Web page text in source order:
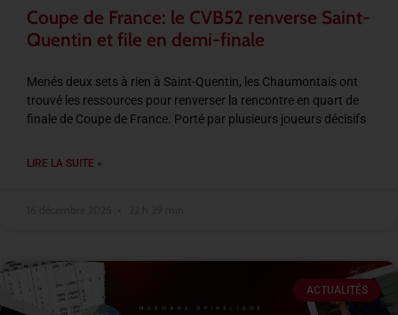
Coupe de France: le CVB52 renverse Saint-
Quentin et file en demi-finale
Menés deux sets à rien à Saint-Quentin, les Chaumontais ont
trouvé les ressources pour renverser la rencontre en quart de
finale de Coupe de France. Porté par plusieurs joueurs décisifs
LIRE LA SUITE »
ACTUALITÉS